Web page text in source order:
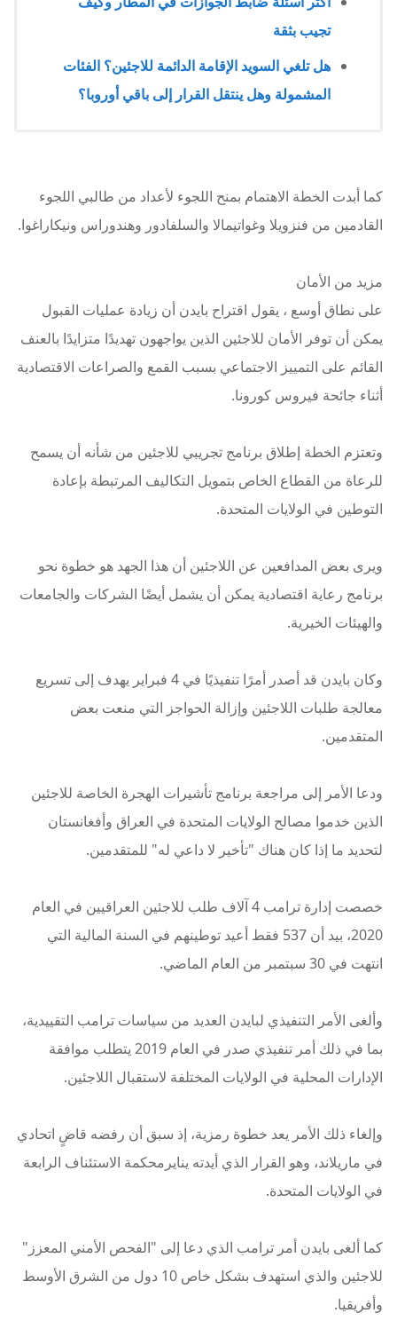
تجيب بثقة
هل تلغي السويد الإقامة الدائمة للاجئين؟ الفئات
المشمولة وهل ينتقل القرار إلى باقي أوروبا؟
كما أبدت الخطة الاهتمام بمنح اللجوء لأعداد من طالبي اللجوء
القادمين من فنزويلا وغواتيمالا والسلفادور وهندوراس ونيكاراغوا.
مزيد من الأمان
على نطاق أوسع ، يقول اقتراح بايدن أن زيادة عمليات القبول
يمكن أن توفر الأمان للاجئين الذين يواجهون تهديدًا متزايدًا بالعنف
القائم على التمييز الاجتماعي بسبب القمع والصراعات الاقتصادية
أثناء جائحة فيروس كورونا.
وتعتزم الخطة إطلاق برنامج تجريبي للاجئين من شأنه أن يسمح
للرعاة من القطاع الخاص بتمويل التكاليف المرتبطة بإعادة
التوطين في الولايات المتحدة.
ويرى بعض المدافعين عن اللاجئين أن هذا الجهد هو خطوة نحو
برنامج رعاية اقتصادية يمكن أن يشمل أيضًا الشركات والجامعات
والهيئات الخيرية.
وكان بايدن قد أصدر أمرًا تنفيذيًا في 4 فبراير يهدف إلى تسريع
معالجة طلبات اللاجئين وإزالة الحواجز التي منعت بعض
المتقدمين.
ودعا الأمر إلى مراجعة برنامج تأشيرات الهجرة الخاصة للاجئين
الذين خدموا مصالح الولايات المتحدة في العراق وأفغانستان
لتحديد ما إذا كان هناك "تأخير لا داعي له" للمتقدمين.
خصصت إدارة ترامب 4 آلاف طلب للاجئين العراقيين في العام
2020، بيد أن 537 فقط أعيد توطينهم في السنة المالية التي
انتهت في 30 سبتمبر من العام الماضي.
وألغى الأمر التنفيذي لبايدن العديد من سياسات ترامب التقييدية،
بما في ذلك أمر تنفيذي صدر في العام 2019 يتطلب موافقة
الإدارات المحلية في الولايات المختلفة لاستقبال اللاجئين.
وإلغاء ذلك الأمر يعد خطوة رمزية، إذ سبق أن رفضه قاضٍ اتحادي
في ماريلاند، وهو القرار الذي أيدته ينايرمحكمة الاستئناف الرابعة
في الولايات المتحدة.
كما ألغى بايدن أمر ترامب الذي دعا إلى "الفحص الأمني المعزز"
للاجئين والذي استهدف بشكل خاص 10 دول من الشرق الأوسط
وأفريقيا.